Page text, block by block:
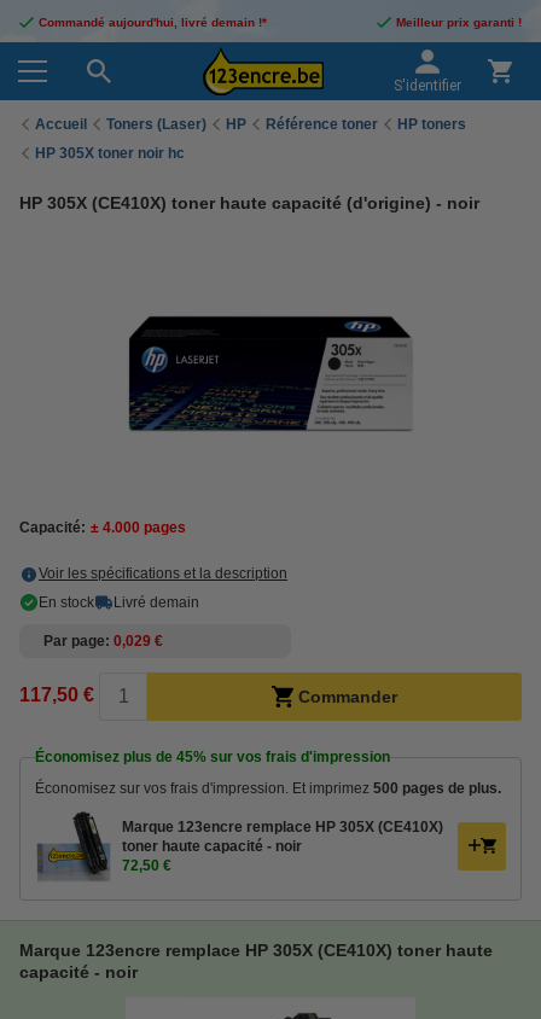
Commandé aujourd'hui, livré demain !* Meilleur prix garanti !
S'identifier
Accueil Toners (Laser) HP Référence toner
HP toners
HP 305X toner noir hc
HP 305X (CE410X) toner haute capacité (d'origine) - noir
Capacité: ± 4.000 pages
Voir les spécifications et la description
En stock
Livré demain
Par page 0,029 €
117,50 € Commander
Économisez plus de 45% sur vos frais d'impression
Économisez sur vos frais d'impression. Et imprimez 500 pages de plus.
Marque 123encre remplace HP 305X (CE410X)
toner haute capacité - noir
72,50 €
Marque 123encre remplace HP 305X (CE410X) toner haute
capacité - noir